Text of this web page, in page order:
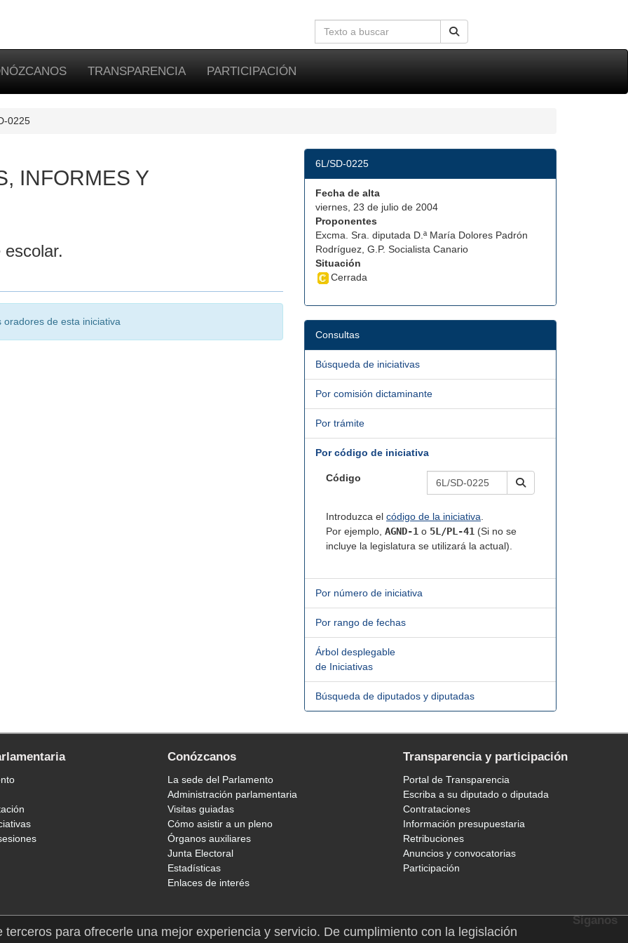
TRANSPARENCIA PARTICIPACIÓN
0225
INFORMES Y
de esta iniciativa
6L/SD-0225
Fecha de alta
viernes, 23 de julio de 2004
Proponentes
Excma. Sra. diputada D.ª María Dolores Padrón
Rodríguez, G.P. Socialista Canario
Situación
Cerrada
Consultas
Búsqueda de iniciativas
Por comisión dictaminante
Por trámite
Por código de iniciativa
Código
Introduzca el código de la iniciativa.
Por ejemplo, AGND-1 o 5L/PL-41 (Si no se
incluye la legislatura se utilizará la actual).
Por número de iniciativa
Por rango de fechas
Árbol desplegable
de Iniciativas
Búsqueda de diputados y diputadas
Conózcanos
La sede del Parlamento
Administración parlamentaria
Visitas guiadas
Cómo asistir a un pleno
Órganos auxiliares
Junta Electoral
Estadísticas
Enlaces de interés
Transparencia y participación
Portal de Transparencia
Escriba a su diputado o diputada
Contrataciones
Información presupuestaria
Retribuciones
Anuncios y convocatorias
Participación
Síganos
para ofrecerle una mejor experiencia y servicio. De cumplimiento con la legislación